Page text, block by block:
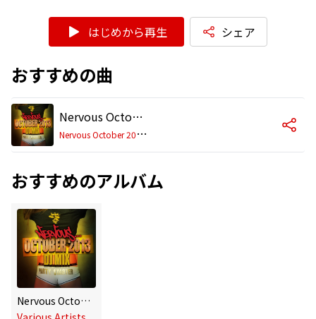
はじめから再生 シェア
おすすめの曲
Nervous October 2013 - DJ Mix (Continuous Mix)
N
ervous October 2013 - DJ Mix
おすすめのアルバム
Nervous October 2013 - DJ Mix